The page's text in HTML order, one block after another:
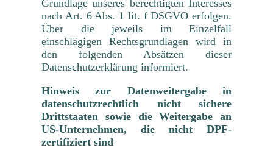
Grundlage unseres berechtigten Interesses
nach Art. 6 Abs. 1 lit. f DSGVO erfolgen.
Über die jeweils im Einzelfall
einschlägigen Rechtsgrundlagen wird in
den folgenden Absätzen dieser
Datenschutzerklärung informiert.
Hinweis zur Datenweitergabe in
datenschutzrechtlich nicht sichere
Drittstaaten sowie die Weitergabe an
US-Unternehmen, die nicht DPF-
zertifiziert sind